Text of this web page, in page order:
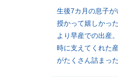
生後7カ月の息子
授かって嬉しかっ
より早産での出産
時に支えてくれた
がたくさん詰まっ